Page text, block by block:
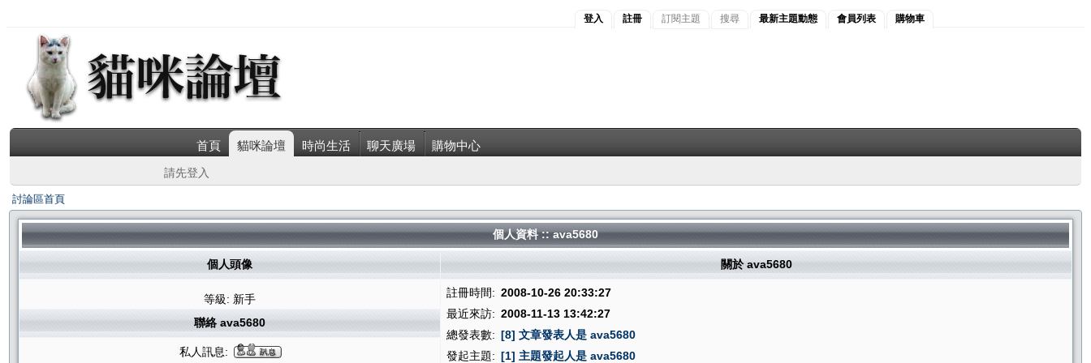
登入 註冊 訂閱主題 搜尋 最新主題動態 會員列表 購物車
首頁 貓咪論壇 時尚生活 聊天廣場 購物中心
請先登入
討論區首頁
個人資料 :: ava5680
個人頭像 關於 ava5680
等級: 新手 註冊時間: 2008-10-26 20:33:27
最近來訪: 2008-11-13 13:42:27
總發表數: [8] 文章發表人是 ava5680
發起主題: [1] 主題發起人是 ava5680
聯絡 ava5680
私人訊息: